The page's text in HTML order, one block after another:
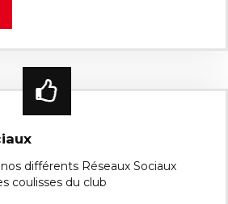
différents Réseaux Sociaux
coulisses du club